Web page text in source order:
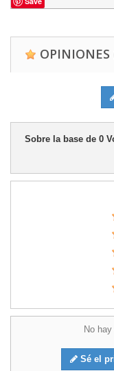
OPINIONES
Sobre la base de 0
No
Sé el